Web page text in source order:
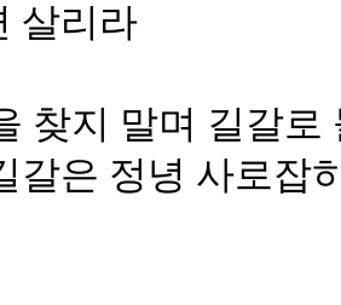
살리라
찾지 말며 길갈로
갈은 정녕 사로잡